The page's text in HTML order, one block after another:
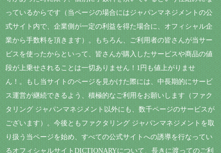
っているからです（当ページの場合にはジャパンマネジメントの公
式サイト内で、企業側が一定の利益を得た場合に、オフィシャル企
業から手数料を頂きます）。もちろん、ご利用者の皆さんが当サー
ビスを使ったからといって、皆さんが購入したサービスや商品の値
段が上乗せされることは一切ありません！1円も値上がりませ
ん！。もし当サイトのページを見かけた際には、中長期的にサービ
ス運営が継続できるよう、積極的なご利用をお願いします（ファク
タリング ジャパンマネジメント以外にも、数千ページのサービスが
ございます）。今後ともファクタリング ジャパンマネジメントを取
り扱う当ページを始め、すべての公式サイトへの誘導を行なってい
るオフィシャルサイトDICTIONARYについて、長きに渡ってのご利